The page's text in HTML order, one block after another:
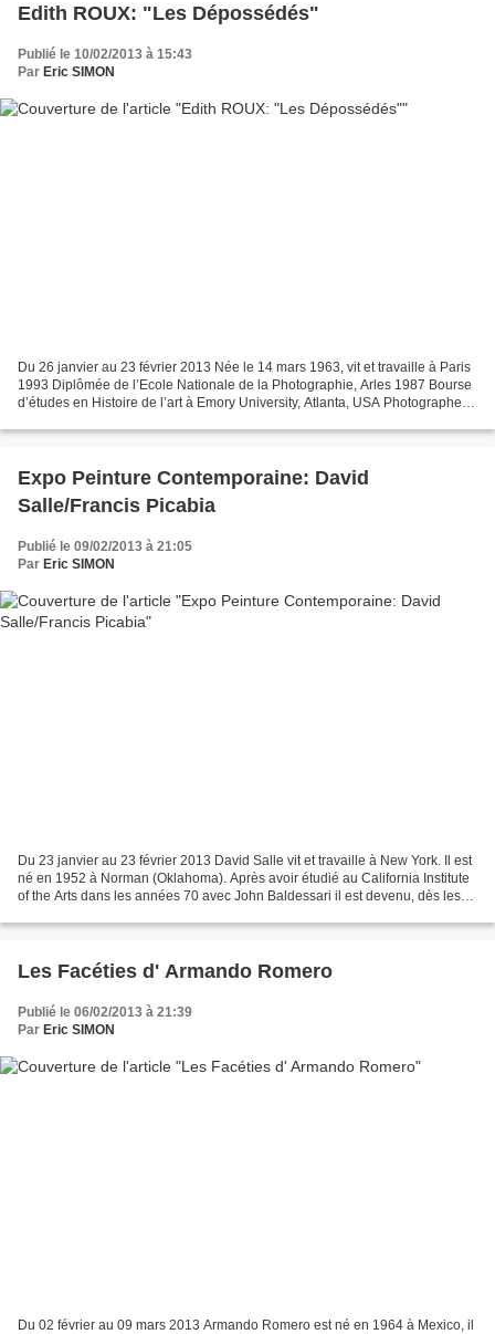
Edith ROUX: "Les Dépossédés"
Publié le 10/02/2013 à 15:43
Par Eric SIMON
Du 26 janvier au 23 février 2013 Née le 14 mars 1963, vit et travaille à Paris
1993 Diplômée de l’Ecole Nationale de la Photographie, Arles 1987 Bourse
d’études en Histoire de l’art à Emory University, Atlanta, USA Photographe et
Expo Peinture Contemporaine: David
Salle/Francis Picabia
Publié le 09/02/2013 à 21:05
Par Eric SIMON
Du 23 janvier au 23 février 2013 David Salle vit et travaille à New York. Il est
né en 1952 à Norman (Oklahoma). Après avoir étudié au California Institute
of the Arts dans les années 70 avec John Baldessari il est devenu, dès les
Les Facéties d' Armando Romero
Publié le 06/02/2013 à 21:39
Par Eric SIMON
Du 02 février au 09 mars 2013 Armando Romero est né en 1964 à Mexico, il